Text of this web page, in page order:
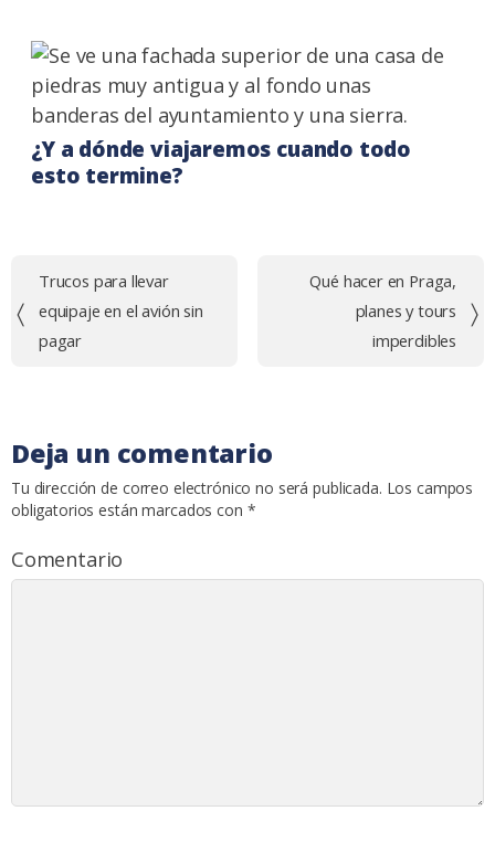
¿Y a dónde viajaremos cuando todo
esto termine?
Navegación
de
entradas
Trucos para llevar
equipaje en el avión sin
pagar
Qué hacer en Praga,
planes y tours
imperdibles
Deja un comentario
Tu dirección de correo electrónico no será publicada. Los campos
obligatorios están marcados con *
Comentario